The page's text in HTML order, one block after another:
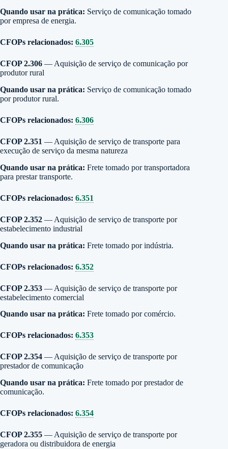
Quando usar na prática: Serviço de comunicação tomado
por empresa de energia.
CFOPs relacionados: 6.305
CFOP 2.306 — Aquisição de serviço de comunicação por
produtor rural
Quando usar na prática: Serviço de comunicação tomado
por produtor rural.
CFOPs relacionados: 6.306
CFOP 2.351 — Aquisição de serviço de transporte para
execução de serviço da mesma natureza
Quando usar na prática: Frete tomado por transportadora
para prestar transporte.
CFOPs relacionados: 6.351
CFOP 2.352 — Aquisição de serviço de transporte por
estabelecimento industrial
Quando usar na prática: Frete tomado por indústria.
CFOPs relacionados: 6.352
CFOP 2.353 — Aquisição de serviço de transporte por
estabelecimento comercial
Quando usar na prática: Frete tomado por comércio.
CFOPs relacionados: 6.353
CFOP 2.354 — Aquisição de serviço de transporte por
prestador de comunicação
Quando usar na prática: Frete tomado por prestador de
comunicação.
CFOPs relacionados: 6.354
CFOP 2.355 — Aquisição de serviço de transporte por
geradora ou distribuidora de energia